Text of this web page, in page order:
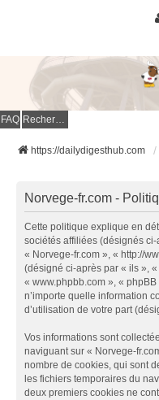
FAQ Rechercher
https://dailydigesthub.com
Norvege-fr.com -
Cette politique explique en
sociétés affiliées (désignés
« Norvege-fr.com », « http://
(désigné ci-après par « ils »,
« www.phpbb.com », «
n’importe quelle information
d’utilisation de votre part
Vos informations sont
naviguant sur « Norvege-
nombre de cookies, qui sont
les fichiers temporaires du
deux premiers cookies ne